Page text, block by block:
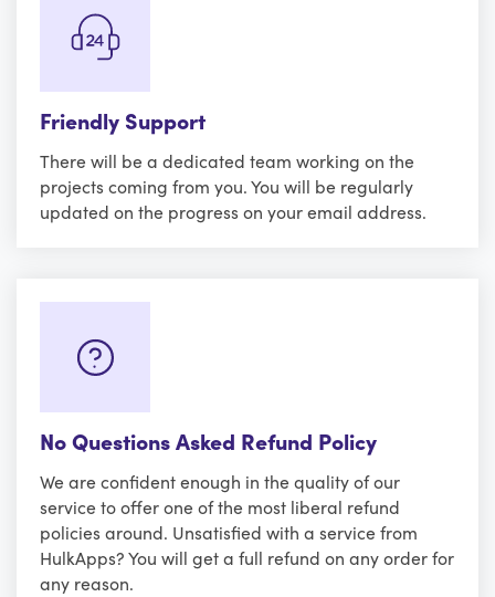
Friendly Support
There will be a dedicated team working on the
projects coming from you. You will be regularly
updated on the progress on your email address.
No Questions Asked Refund Policy
We are confident enough in the quality of our
service to offer one of the most liberal refund
policies around. Unsatisfied with a service from
HulkApps? You will get a full refund on any order for
any reason.